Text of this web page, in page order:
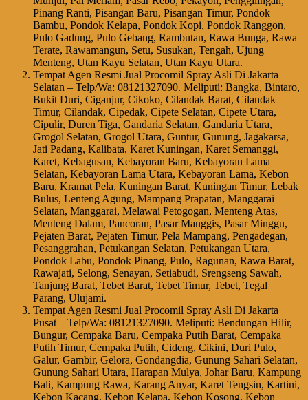
Pinang Ranti, Pisangan Baru, Pisangan Timur, Pondok
Bambu, Pondok Kelapa, Pondok Kopi, Pondok Ranggon,
Pulo Gadung, Pulo Gebang, Rambutan, Rawa Bunga, Rawa
Terate, Rawamangun, Setu, Susukan, Tengah, Ujung
Menteng, Utan Kayu Selatan, Utan Kayu Utara.
Tempat Agen Resmi Jual Procomil Spray Asli Di Jakarta
Selatan – Telp/Wa: 08121327090. Meliputi: Bangka, Bintaro,
Bukit Duri, Ciganjur, Cikoko, Cilandak Barat, Cilandak
Timur, Cilandak, Cipedak, Cipete Selatan, Cipete Utara,
Cipulir, Duren Tiga, Gandaria Selatan, Gandaria Utara,
Grogol Selatan, Grogol Utara, Guntur, Gunung, Jagakarsa,
Jati Padang, Kalibata, Karet Kuningan, Karet Semanggi,
Karet, Kebagusan, Kebayoran Baru, Kebayoran Lama
Selatan, Kebayoran Lama Utara, Kebayoran Lama, Kebon
Baru, Kramat Pela, Kuningan Barat, Kuningan Timur, Lebak
Bulus, Lenteng Agung, Mampang Prapatan, Manggarai
Selatan, Manggarai, Melawai Petogogan, Menteng Atas,
Menteng Dalam, Pancoran, Pasar Manggis, Pasar Minggu,
Pejaten Barat, Pejaten Timur, Pela Mampang, Pengadegan,
Pesanggrahan, Petukangan Selatan, Petukangan Utara,
Pondok Labu, Pondok Pinang, Pulo, Ragunan, Rawa Barat,
Rawajati, Selong, Senayan, Setiabudi, Srengseng Sawah,
Tanjung Barat, Tebet Barat, Tebet Timur, Tebet, Tegal
Parang, Ulujami.
Tempat Agen Resmi Jual Procomil Spray Asli Di Jakarta
Pusat – Telp/Wa: 08121327090. Meliputi: Bendungan Hilir,
Bungur, Cempaka Baru, Cempaka Putih Barat, Cempaka
Putih Timur, Cempaka Putih, Cideng, Cikini, Duri Pulo,
Galur, Gambir, Gelora, Gondangdia, Gunung Sahari Selatan,
Gunung Sahari Utara, Harapan Mulya, Johar Baru, Kampung
Bali, Kampung Rawa, Karang Anyar, Karet Tengsin, Kartini,
Kebon Kacang, Kebon Kelapa, Kebon Kosong, Kebon